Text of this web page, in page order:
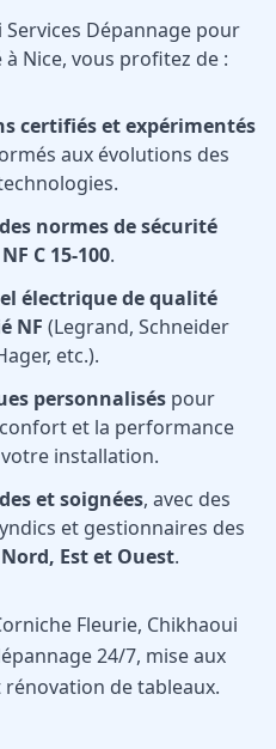
Dépannage pour
Nice, vous profitez de :
certifiés et expérimentés
aux évolutions des
normes de sécurité
C 15-100.
électrique de qualité
NF (Legrand, Schneider
etc.).
personnalisés pour
et la performance
installation.
et soignées, avec des
et gestionnaires des
Est et Ouest.
Fleurie, Chikhaoui
24/7, mise aux
rénovation de tableaux.